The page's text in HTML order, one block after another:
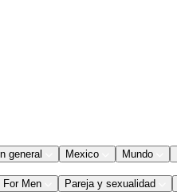
general Mexico Mundo
For Men Pareja y sexualidad